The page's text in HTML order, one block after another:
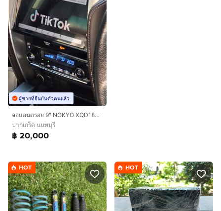
ผู้ขายที่ยืนยันตัวตนแล้ว
จอแอนดรอย 9" NOKYO XQD1800 A9Z RAM8GB ROM256GB สภาพ 95 ซื้อใหม่ 28000 บาท
ปากเกร็ด นนทบุรี
฿ 20,000
HOT HOT